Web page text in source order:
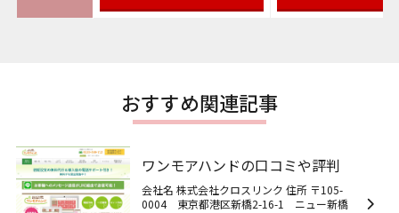
おすすめ関連記事
ワンモアハンドの口コミや評判
会社名 株式会社クロスリンク 住所 〒105-
0004 東京都港区新橋2-16-1 ニュー新橋